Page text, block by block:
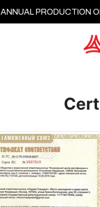
ANNUAL PRODUCTION